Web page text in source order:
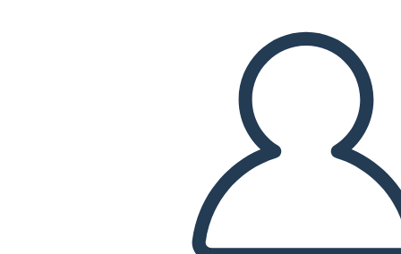
LUO KUVAKÄSIKIRJOITUS
TOISTA DIAESITYS
LUE MINULLE